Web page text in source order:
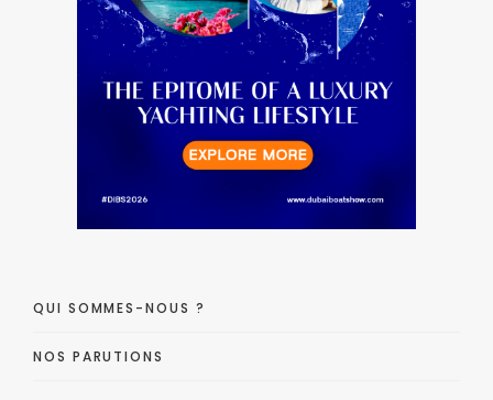
QUI SOMMES-NOUS ?
NOS PARUTIONS